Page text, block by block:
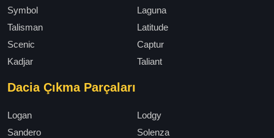
Symbol
Laguna
Talisman
Latitude
Scenic
Captur
Kadjar
Taliant
Dacia Çıkma Parçaları
Logan
Lodgy
Sandero
Solenza